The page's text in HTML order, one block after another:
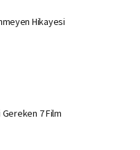
Hikayesi
Gereken 7 Film